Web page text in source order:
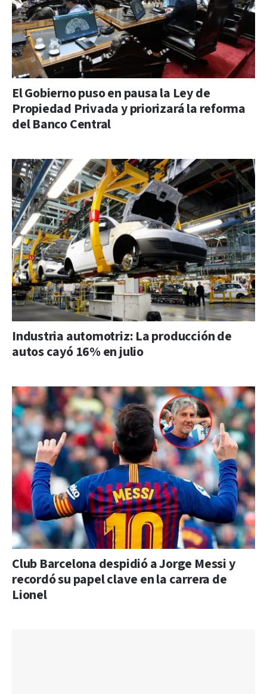
El Gobierno puso en pausa la Ley de
Propiedad Privada y priorizará la reforma
del Banco Central
Industria automotriz: La producción de
autos cayó 16% en julio
Club Barcelona despidió a Jorge Messi y
recordó su papel clave en la carrera de
Lionel